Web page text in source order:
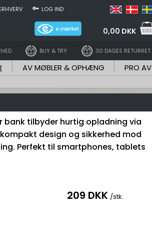
LOG IND
0,00 DKK
BUY & TRY 30 DAGES RETURRET
AV MØBLER & OPHÆNG PRO AV
bank tilbyder hurtig opladning via
design og sikkerhed mod
Perfekt til smartphones, tablets
209 DKK /stk.